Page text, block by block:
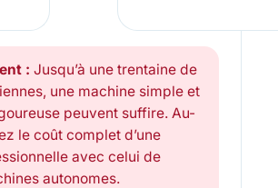
: Jusqu’à une trentaine de
une machine simple et
peuvent suffire. Au-
le coût complet d’une
avec celui de
autonomes.